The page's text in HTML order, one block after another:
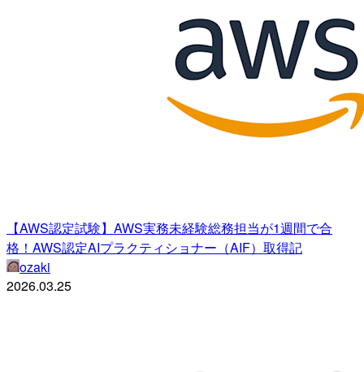
【AWS認定試験】AWS実務未経験総務担当が1週間で合
格！AWS認定AIプラクティショナー（AIF）取得記
ozaki
2026.03.25